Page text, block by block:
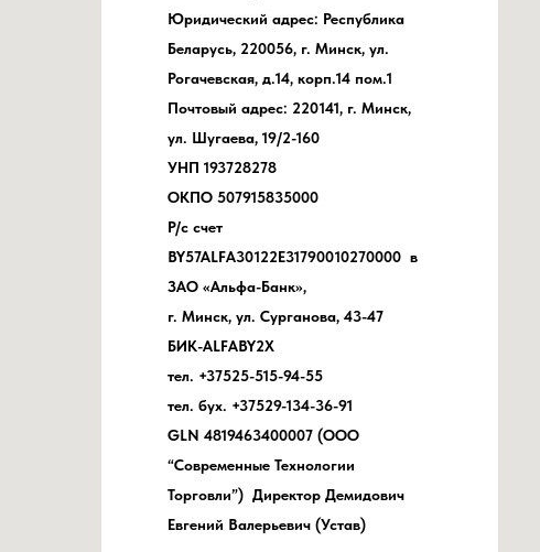
Юридический адрес: Республика
Беларусь, 220056, г. Минск, ул.
Рогачевская, д.14, корп.14 пом.1
Почтовый адрес: 220141, г. Минск,
ул. Шугаева, 19/2-160
УНП 193728278
ОКПО 507915835000
Р/с счет
BY57ALFA30122E31790010270000 в
ЗАО «Альфа-Банк»,
г. Минск, ул. Сурганова, 43-47
БИК-ALFABY2X
тел. +37525-515-94-55
тел. бух. +37529-134-36-91
GLN 4819463400007 (ООО
“Современные Технологии
Торговли”) Директор Демидович
Евгений Валерьевич (Устав)